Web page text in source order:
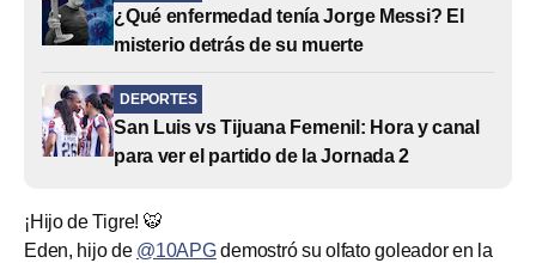
¿Qué enfermedad tenía Jorge Messi? El
misterio detrás de su muerte
DEPORTES
San Luis vs Tijuana Femenil: Hora y canal
para ver el partido de la Jornada 2
¡Hijo de Tigre! 🐯
Eden, hijo de @10APGdemostró su olfato goleador en la